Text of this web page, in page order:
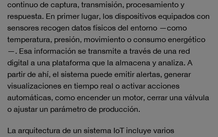
continuo de captura, transmisión, procesamiento y
respuesta. En primer lugar, los dispositivos equipados con
sensores recogen datos físicos del entorno —como
temperatura, presión, movimiento o consumo energético
—. Esa información se transmite a través de una red
digital a una plataforma que la almacena y analiza. A
partir de ahí, el sistema puede emitir alertas, generar
visualizaciones en tiempo real o activar acciones
automáticas, como encender un motor, cerrar una válvula
o ajustar un parámetro de producción.
La arquitectura de un sistema IoT incluye varios